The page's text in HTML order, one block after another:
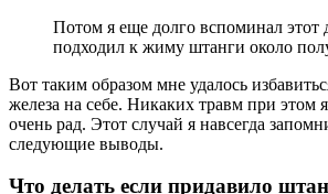
Потом я еще долго вспоминал этот
подходил к жиму штанги около
Вот таким образом мне удалось
железа на себе. Никаких травм при этом
очень рад. Этот случай я навсегда
следующие выводы.
Что делать если придавило